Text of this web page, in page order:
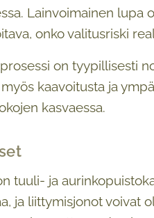
Lainvoimainen
onko valitusriski
on tyypillisesti
kaavoitusta ja
kasvaessa.
tuuli- ja
ja liittymisjonot voivat